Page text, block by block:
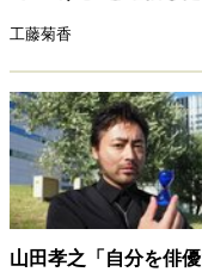
工藤菊香
山田孝之「自分を俳